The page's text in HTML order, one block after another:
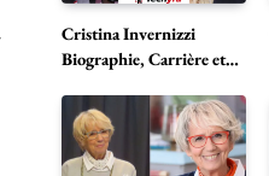
Cristina Invernizzi
Biographie, Carrière et